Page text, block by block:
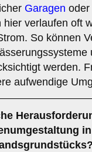
Garagen oder
hier verlaufen oft
So können
werden.
aufwendige